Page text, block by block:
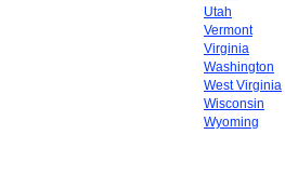
Utah
Vermont
Virginia
Washington
West Virginia
Wisconsin
Wyoming